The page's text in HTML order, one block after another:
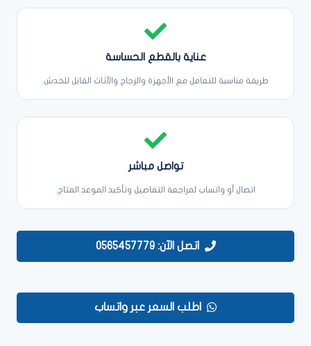
عناية بالقطع الحساسة
طريقة مناسبة للتعامل مع الأجهزة والزجاج والأثاث القابل للخدش.
تواصل مباشر
اتصال أو واتساب لمراجعة التفاصيل وتأكيد الموعد المتاح.
اتصل الآن: 0565457779
اطلب السعر عبر واتساب